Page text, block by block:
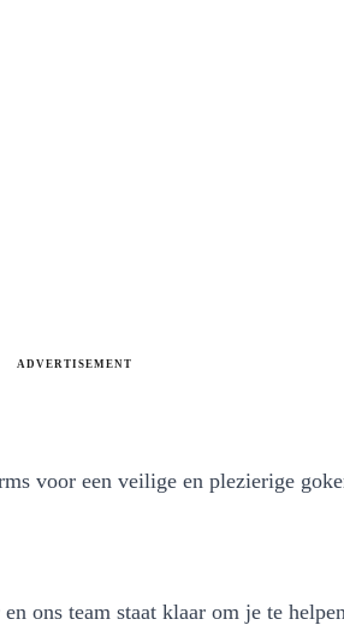
ADVERTISEMENT
voor een veilige en plezierige
ons team staat klaar om je te